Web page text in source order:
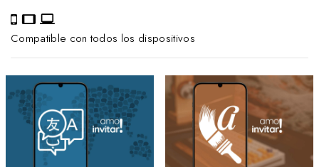
Compatible con todos los dispositivos